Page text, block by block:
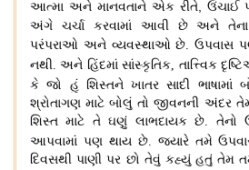
આત્મા અને માનવતાને એક રીતે, ઉંચાઈ
અંગે ચર્ચા કરવામાં આવી છે અને તેના
પરંપરાઓ અને વ્યવસ્થાઓ છે.ઉપવાસ
નથી.અને હિંદમાં સાંસ્કૃતિક, તાત્ત્વિક
કે જો હું શિસ્તને ખાતર સાદી ભાષામાં
શ્રોતાગણ માટે બોલું તો જીવનની અંદર
શિસ્ત માટે તે ઘણું લાભદાયક છે. તેનો
આપવામાં પણ થાય છે. જ્યારે તમે
દિવસથી પાણી પર છો તેવું કહ્યું હતું તેમ